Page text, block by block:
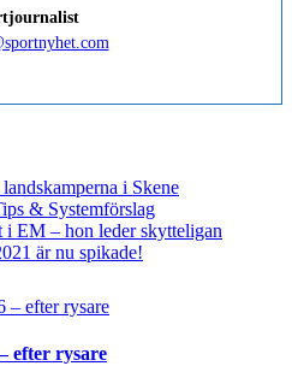
i Skene
& Systemförslag
i EM – hon leder skytteligan
är nu spikade!
efter rysare